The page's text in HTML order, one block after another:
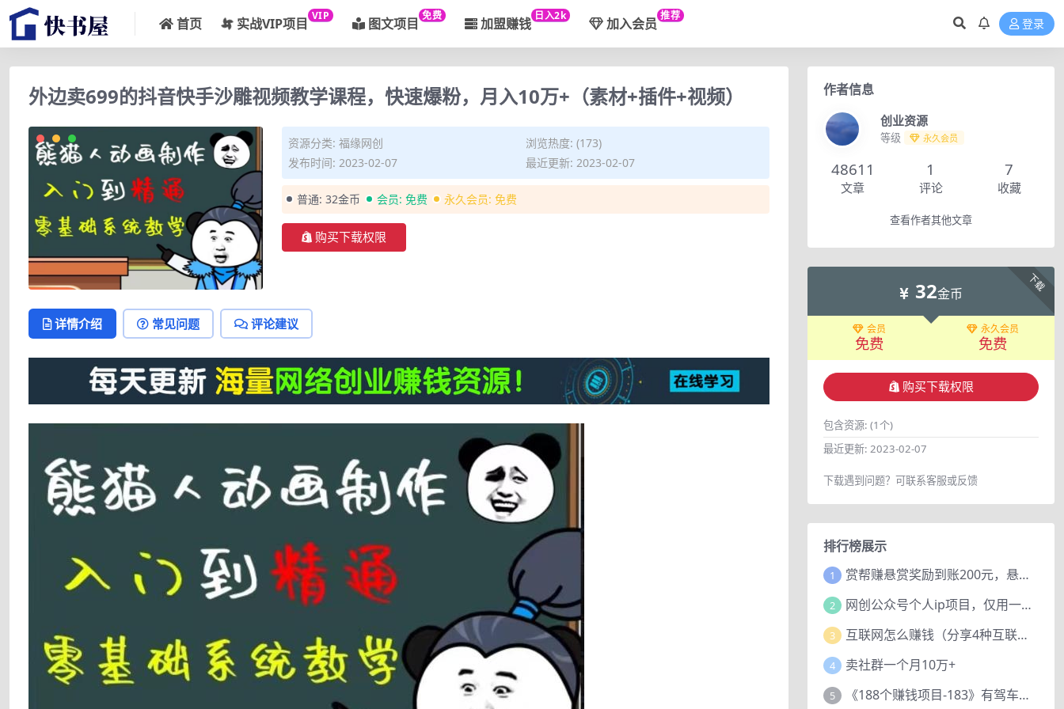
首页 实战VIP项目 VIP 图文项目 免费 加盟赚钱 日入2k 加入会员 推荐
登录
外边卖699的抖音快手沙雕视频教学课程，快速爆粉，月入10万+（素材+插件+视频）
资源分类: 福缘网创
浏览热度: (173)
发布时间: 2023-02-07
最近更新: 2023-02-07
普通: 32金币 会员: 免费 永久会员: 免费
购买下载权限
详情介绍 常见问题 评论建议
作者信息
创业资源
等级 永久会员
48611
文章
1
评论
7
收藏
查看作者其他文章
下载
32金币
会员
免费
永久会员
免费
购买下载权限
包含资源: (1个)
最近更新: 2023-02-07
下载遇到问题？可联系客服或反馈
排行榜展示
1 赏帮赚悬赏奖励到账200元，悬赏任务多劳多得，人人可做。
2 网创公众号个人ip项目，仅用一篇文章做到全网引流！
3 互联网怎么赚钱（分享4种互联网赚钱模式）
4 卖社群一个月10万+
5 《188个赚钱项目-183》有驾车评项目，动动小手，复制粘贴赚44元！